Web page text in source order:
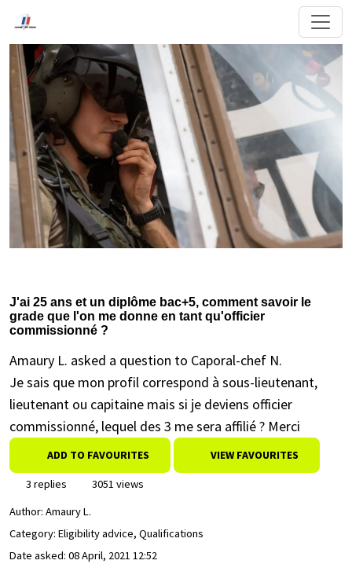
J'ai 25 ans et un diplôme bac+5, comment savoir le
grade que l'on me donne en tant qu'officier
commissionné ?
Amaury L. asked a question to Caporal-chef N.
Je sais que mon profil correspond à sous-lieutenant,
lieutenant ou capitaine mais si je deviens officier
commissionné, lequel des 3 me sera affilié ? Merci
ADD TO FAVOURITES VIEW FAVOURITES
3 replies
3051 views
Author: Amaury L.
Category: Eligibility advice, Qualifications
Date asked: 08 April, 2021 12:52